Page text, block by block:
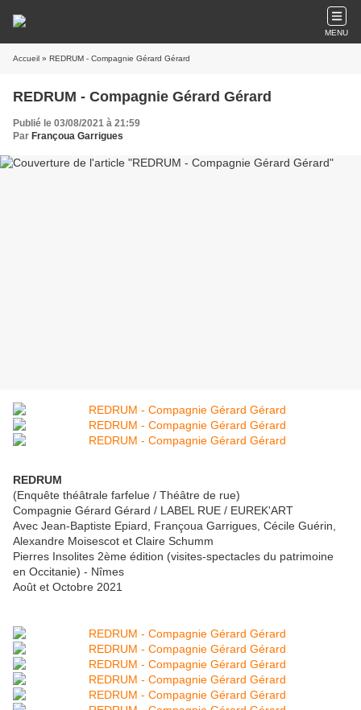
MENU
Accueil » REDRUM - Compagnie Gérard Gérard
REDRUM - Compagnie Gérard Gérard
Publié le 03/08/2021 à 21:59
Par Françoua Garrigues
REDRUM
(Enquête théâtrale farfelue / Théâtre de rue)
Compagnie Gérard Gérard / LABEL RUE / EUREK'ART
Avec Jean-Baptiste Epiard, Françoua Garrigues, Cécile Guérin,
Alexandre Moisescot et Claire Schumm
Pierres Insolites 2ème édition (visites-spectacles du patrimoine
en Occitanie) - Nîmes
Août et Octobre 2021